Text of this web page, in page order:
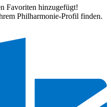
Favoriten hinzugefügt!
Philharmonie-Profil finden.